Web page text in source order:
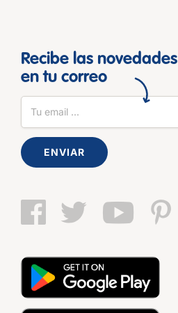
Recibe las novedades
en tu correo
ENVIAR